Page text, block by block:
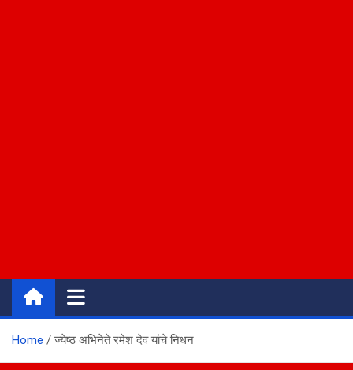
Home ज्येष्ठ अभिनेते रमेश देव यांचे निधन